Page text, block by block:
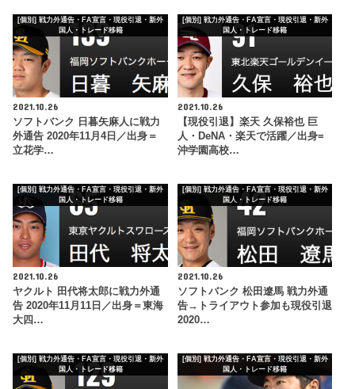
[個別] 戦力外通告・FA宣言・現役引退・新外
国人・トレード移籍
2021.10.26
ソフトバンク 日暮矢麻人に戦力
外通告 2020年11月4日／出身＝
立花学…
[個別] 戦力外通告・FA宣言・現役引退・新外
国人・トレード移籍
2021.10.26
【現役引退】楽天 久保裕也 巨
人・DeNA・楽天で活躍／出身=
沖学園高校…
[個別] 戦力外通告・FA宣言・現役引退・新外
国人・トレード移籍
2021.10.26
ヤクルト 田代将太郎に戦力外通
告 2020年11月11日／出身＝東海
大四…
[個別] 戦力外通告・FA宣言・現役引退・新外
国人・トレード移籍
2021.10.26
ソフトバンク 松田遼馬 戦力外通
告→トライアウト参加も現役引退
2020…
[個別] 戦力外通告・FA宣言・現役引退・新外
国人・トレード移籍
[個別] 戦力外通告・FA宣言・現役引退・新外
国人・トレード移籍